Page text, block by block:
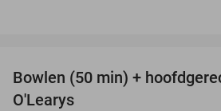
Bowlen (50 min) +
O'Learys